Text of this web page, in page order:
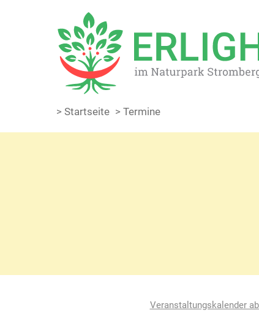
> Startseite > Termine
Veranstaltungskalender